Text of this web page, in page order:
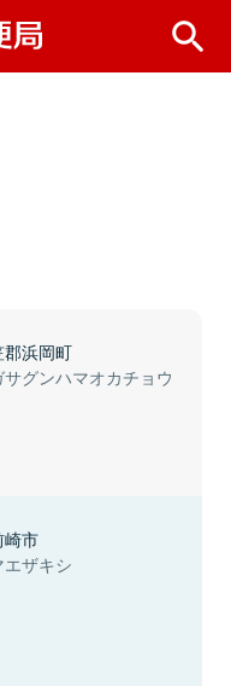
郡浜岡町
サグンハマオカチョウ
崎市
エザキシ